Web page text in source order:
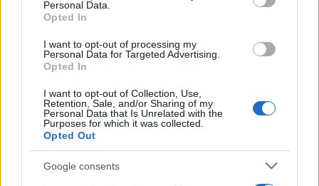
not limited to your visit or usage behaviour. You may click to
grant or deny consent to Google and its third-party tags to
consent section.
Personal Data.
Opted In
I want to opt-out of processing my
Personal Data for Targeted Advertising.
Opted In
I want to opt-out of Collection, Use,
Retention, Sale, and/or Sharing of my
Personal Data that Is Unrelated with the
Purposes for which it was collected.
Opted Out
Google consents
“C’è spazio per tutti”
Paola Perego sul marito Lucio
Presta: “Una famosa collega ha
provato a baciarlo”
Ballando con le stelle, Cruciani
non sarà in giuria: “Ho parlato